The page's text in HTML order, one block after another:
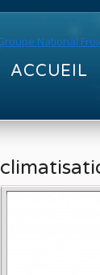
ACCUEIL